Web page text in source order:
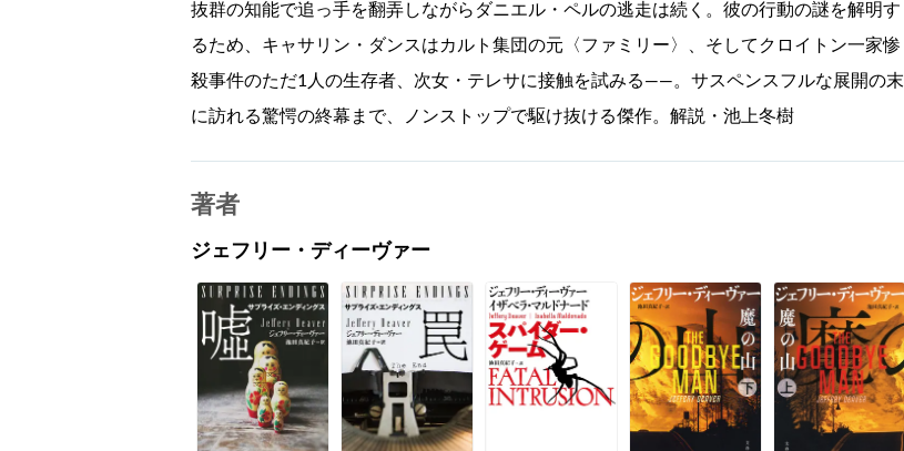
抜群の知能で追っ手を翻弄しながらダニエル・ペルの逃走は続く。彼の行動の謎を解明す
るため、キャサリン・ダンスはカルト集団の元〈ファミリー〉、そしてクロイトン一家惨
殺事件のただ1人の生存者、次女・テレサに接触を試みる――。サスペンスフルな展開の末
に訪れる驚愕の終幕まで、ノンストップで駆け抜ける傑作。解説・池上冬樹
著者
ジェフリー・ディーヴァー